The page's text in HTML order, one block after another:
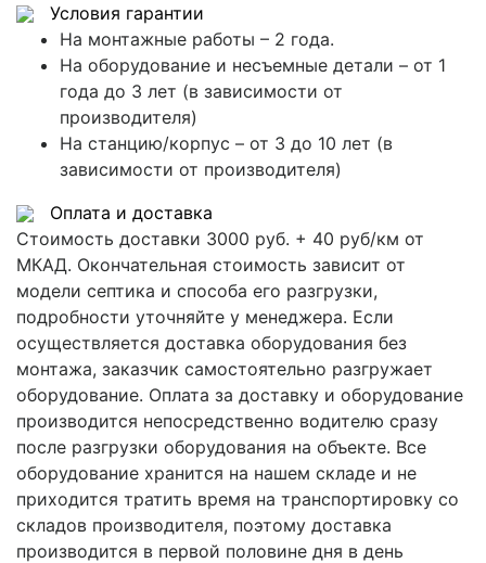
Условия гарантии
На монтажные работы – 2 года.
На оборудование и несъемные детали – от 1
года до 3 лет (в зависимости от
производителя)
На станцию/корпус – от 3 до 10 лет (в
зависимости от производителя)
Оплата и доставка
Стоимость доставки 3000 руб. + 40 руб/км от
МКАД. Окончательная стоимость зависит от
модели септика и способа его разгрузки,
подробности уточняйте у менеджера. Если
осуществляется доставка оборудования без
монтажа, заказчик самостоятельно разгружает
оборудование. Оплата за доставку и оборудование
производится непосредственно водителю сразу
после разгрузки оборудования на объекте. Все
оборудование хранится на нашем складе и не
приходится тратить время на транспортировку со
складов производителя, поэтому доставка
производится в первой половине дня в день